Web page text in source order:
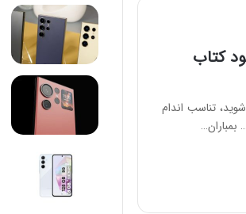
کتاب
تناسب اندام